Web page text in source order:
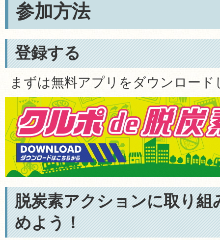
参加方法
登録する
まずは無料アプリをダウンロード
脱炭素アクションに取り組
めよう！